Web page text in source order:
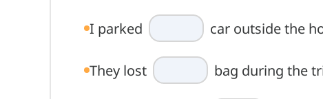
I parked car outside the
They lost bag during the